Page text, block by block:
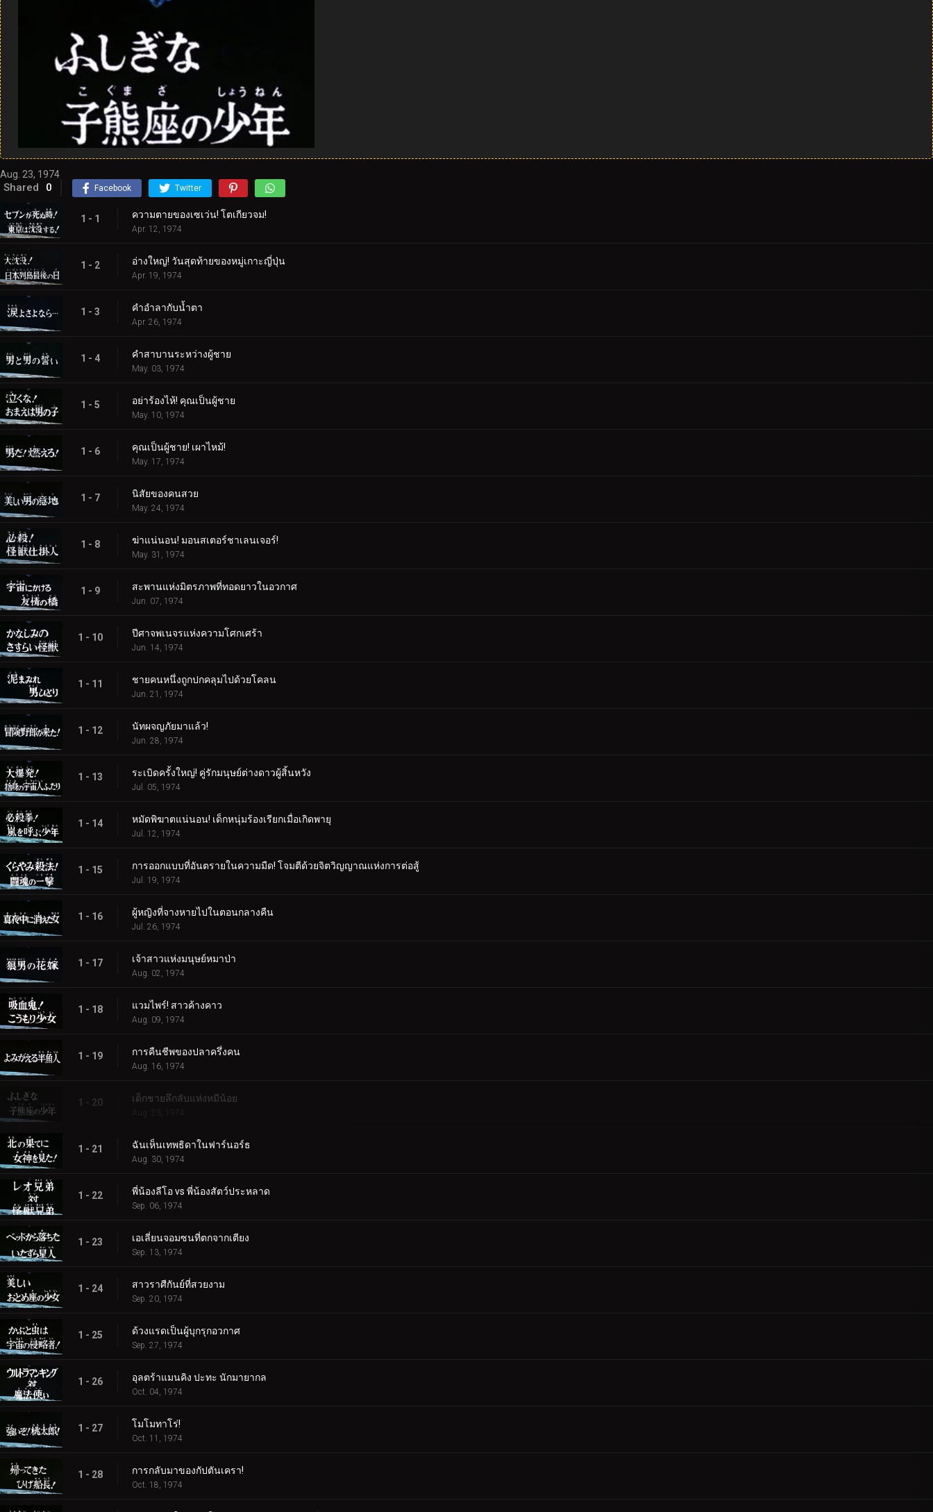
Aug. 23, 1974
Shared 0 Facebook Twitter
1 - 1 ความตายของเซเว่น! โตเกียวจม!
Apr. 12, 1974
1 - 2 อ่างใหญ่! วันสุดท้ายของหมู่เกาะญี่ปุ่น
Apr. 19, 1974
1 - 3 คำอำลากับน้ำตา
Apr. 26, 1974
1 - 4 คำสาบานระหว่างผู้ชาย
May. 03, 1974
1 - 5 อย่าร้องไห้! คุณเป็นผู้ชาย
May. 10, 1974
1 - 6 คุณเป็นผู้ชาย! เผาไหม้!
May. 17, 1974
1 - 7 นิสัยของคนสวย
May. 24, 1974
1 - 8 ฆ่าแน่นอน! มอนสเตอร์ชาเลนเจอร์!
May. 31, 1974
1 - 9 สะพานแห่งมิตรภาพที่ทอดยาวในอวกาศ
Jun. 07, 1974
1 - 10 ปีศาจพเนจรแห่งความโศกเศร้า
Jun. 14, 1974
1 - 11 ชายคนหนึ่งถูกปกคลุมไปด้วยโคลน
Jun. 21, 1974
1 - 12 นัทผจญภัยมาแล้ว!
Jun. 28, 1974
1 - 13 ระเบิดครั้งใหญ่! คู่รักมนุษย์ต่างดาวผู้สิ้นหวัง
Jul. 05, 1974
1 - 14 หมัดพิฆาตแน่นอน! เด็กหนุ่มร้องเรียกเมื่อเกิดพายุ
Jul. 12, 1974
1 - 15 การออกแบบที่อันตรายในความมืด! โจมตีด้วยจิตวิญญาณแห่งการต่อสู้
Jul. 19, 1974
1 - 16 ผู้หญิงที่จางหายไปในตอนกลางคืน
Jul. 26, 1974
1 - 17 เจ้าสาวแห่งมนุษย์หมาป่า
Aug. 02, 1974
1 - 18 แวมไพร์! สาวค้างคาว
Aug. 09, 1974
1 - 19 การคืนชีพของปลาครึ่งคน
Aug. 16, 1974
1 - 20 เด็กชายลึกลับแห่งหมีน้อย
Aug. 23, 1974
1 - 21 ฉันเห็นเทพธิดาในฟาร์นอร์ธ
Aug. 30, 1974
1 - 22 พี่น้องลีโอ vs พี่น้องสัตว์ประหลาด
Sep. 06, 1974
1 - 23 เอเลี่ยนจอมซนที่ตกจากเตียง
Sep. 13, 1974
1 - 24 สาวราศีกันย์ที่สวยงาม
Sep. 20, 1974
1 - 25 ด้วงแรดเป็นผู้บุกรุกอวกาศ
Sep. 27, 1974
1 - 26 อุลตร้าแมนคิง ปะทะ นักมายากล
Oct. 04, 1974
1 - 27 โมโมทาโร่!
Oct. 11, 1974
1 - 28 การกลับมาของกัปตันเครา!
Oct. 18, 1974